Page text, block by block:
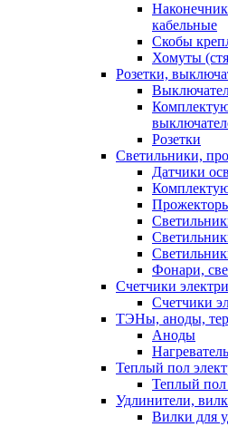
кабельные
Скобы
Хомуты
Розетки,
Розетки
Светильники,
Датчики
Фонари,
Счетчики
Счетчики
ТЭНы, аноды,
Аноды
Теплый пол
Теплый пол
Удлинители,
Вилки для